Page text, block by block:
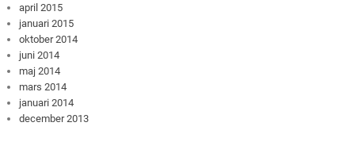
april 2015
januari 2015
oktober 2014
juni 2014
maj 2014
mars 2014
januari 2014
december 2013